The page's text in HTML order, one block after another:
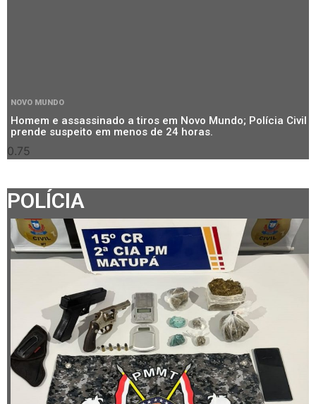
NOVO MUNDO
Homem e assassinado a tiros em Novo Mundo; Polícia Civil
prende suspeito em menos de 24 horas.
POLÍCIA